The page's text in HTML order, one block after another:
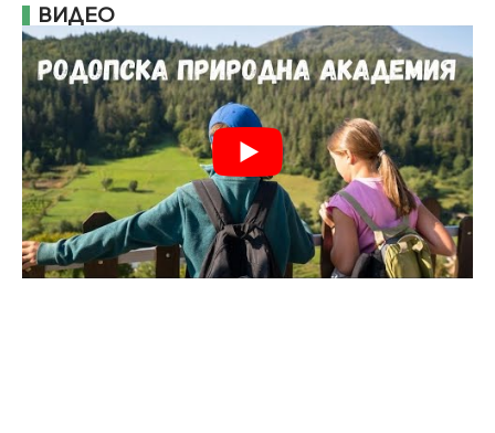
ВИДЕО